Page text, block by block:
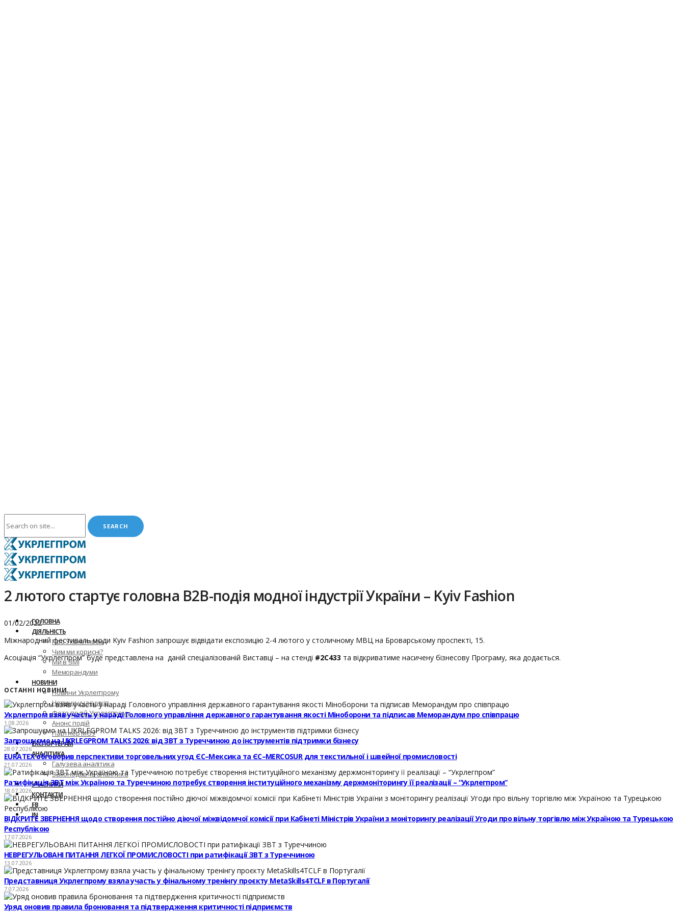
ГОЛОВНА
ДІЯЛЬНІСТЬ
Про Укрлегпром
Чим ми корисні?
Ми в ЗМІ
Меморандуми
НОВИНИ
Новини Укрлегпрому
Новини учасників
Фото подій Укрлегпрому
Анонс подій
Партнер МОУ
ЕКСПОРТЕРАМ
АНАЛІТИКА
Галузева аналітика
Законодавча аналітика
УЧАСНИКИ
КОНТАКТИ
FB
IN
2 лютого стартує головна В2В-подія модної індустрії України – Kyiv Fashion
01/02/2022
Міжнародний фестиваль моди Kyiv Fashion запрошує відвідати експозицію 2-4 лютого у столичному МВЦ на Броварському проспекті, 15.
Асоціація “Укрлегпром” буде представлена на даній спеціалізованій Виставці – на стенді #2С433 та відкриватиме насичену бізнесову Програму, яка додається.
ОСТАННІ НОВИНИ
Укрлегпром взяв участь у нараді Головного управління державного гарантування якості Міноборони та підписав Меморандум про співпрацю
1.08.2026
Запрошуємо на UKRLEGPROM TALKS 2026: від ЗВТ з Туреччиною до інструментів підтримки бізнесу
28.07.2026
EURATEX обговорив перспективи торговельних угод ЄС–Мексика та ЄС–MERCOSUR для текстильної і швейної промисловості
21.07.2026
Ратифікація ЗВТ між Україною та Туреччиною потребує створення інституційного механізму держмоніторингу її реалізації – “Укрлегпром”
18.07.2026
ВІДКРИТЕ ЗВЕРНЕННЯ щодо створення постійно діючої міжвідомчої комісії при Кабінеті Міністрів України з моніторингу реалізації Угоди про вільну торгівлю між Україною та Турецькою
Республікою
17.07.2026
НЕВРЕГУЛЬОВАНІ ПИТАННЯ ЛЕГКОЇ ПРОМИСЛОВОСТІ при ратифікації ЗВТ з Туреччиною
13.07.2026
Представниця Укрлегпрому взяла участь у фінальному тренінгу проєкту MetaSkills4TCLF в Португалії
7.07.2026
Уряд оновив правила бронювання та підтвердження критичності підприємств